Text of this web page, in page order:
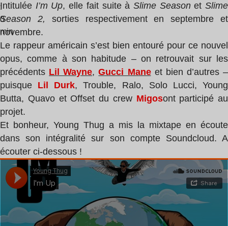
:
0
min
Intitulée I’m Up, elle fait suite à Slime SeasonetSlime
Season 2, sorties respectivement en septembre et
novembre.
Le rappeur américain s’est bien entouré pour ce nouvel
opus, comme à son habitude – on retrouvait sur les
précédents Lil Wayne,Gucci Maneet bien d’autres –
puisque Lil Durk, Trouble, Ralo, Solo Lucci, Young
Butta, Quavo et Offset du crew Migosont participé au
projet.
Et bonheur, Young Thug a mis la mixtape en écoute
dans son intégralité sur son compte Soundcloud. A
écouter ci-dessous !